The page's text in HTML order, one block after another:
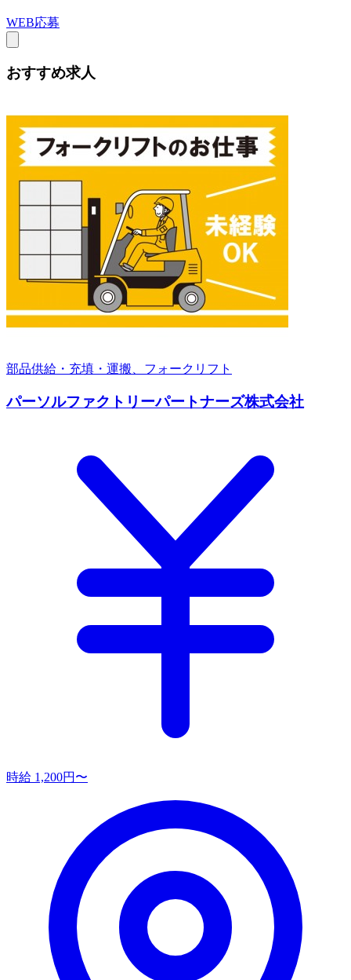
WEB応募
おすすめ求人
部品供給・充填・運搬、フォークリフト
パーソルファクトリーパートナーズ株式会社
時給 1,200円〜